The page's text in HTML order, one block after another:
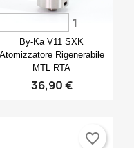
 Anteprima
By-Ka V11 SXK
Atomizzatore Rigenerabile
MTL RTA
36,90 €
1
favorite_border